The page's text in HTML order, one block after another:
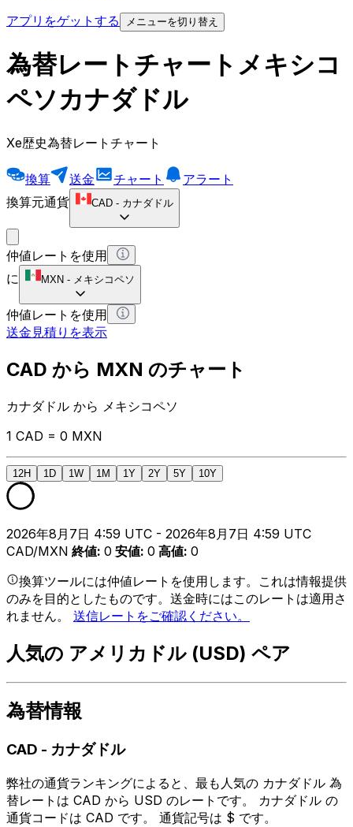
アプリをゲットする
メニューを切り替え
為替レートチャートメキシコ
ペソカナダドル
Xe歴史為替レートチャート
換算 送金 チャート
アラート
換算元通貨
CAD - カナダドル
仲値レートを使用
に
MXN - メキシコペソ
仲値レートを使用
送金見積りを表示
CAD から MXN のチャート
カナダドル から メキシコペソ
1 CAD = 0 MXN
12H 1D 1W 1M 1Y 2Y 5Y 10Y
2026年8月7日 4:59 UTC - 2026年8月7日 4:59 UTC
CAD/MXN 終値: 0 安値: 0 高値: 0
換算ツールには仲値レートを使用します。これは情報提供
のみを目的としたものです。送金時にはこのレートは適用さ
れません。 送信レートをご確認ください。
人気の アメリカドル (USD) ペア
為替情報
CAD - カナダドル
弊社の通貨ランキングによると、最も人気の カナダドル 為
替レートは CAD から USD のレートです。 カナダドル の
通貨コードは CAD です。 通貨記号は $ です。